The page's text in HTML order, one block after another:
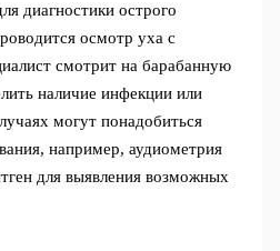
диагностики острого
осмотр уха с
смотрит на барабанную
наличие инфекции или
могут понадобиться
например, аудиометрия
для выявления возможных